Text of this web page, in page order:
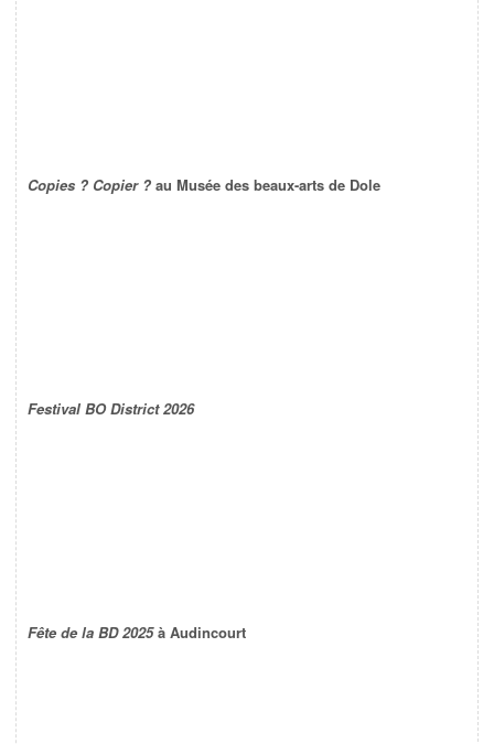
Copies ? Copier ? au Musée des beaux-arts de Dole
Festival BO District 2026
Fête de la BD 2025à Audincourt